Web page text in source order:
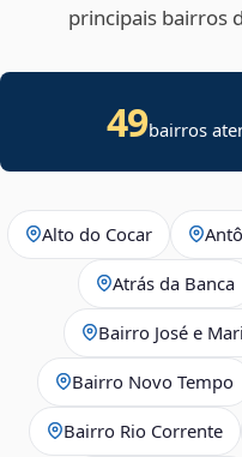
principais bairros
49bairros
Alto do Cocar
Atrás da Banca
Bairro José e
Bairro Novo Tempo
Bairro Rio Corrente